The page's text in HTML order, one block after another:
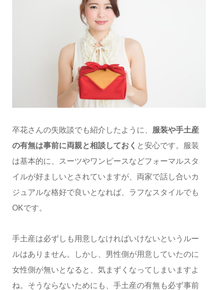
卒花さんの失敗談でも紹介したように、
服装や手土産
の有無は事前に両親と相談しておく と安心です。服装
は基本的に、スーツやワンピースなどフォーマルスタ
イルが好ましいとされていますが、両家で話し合いカ
ジュアルな格好で良いとなれば、ラフなスタイルでも
OKです。
手土産は必ずしも用意しなければいけないというルー
ルはありません。しかし、男性側が用意していたのに
女性側が無いとなると、気まずくなってしまいますよ
ね。そうならないためにも、手土産の有無も必ず事前